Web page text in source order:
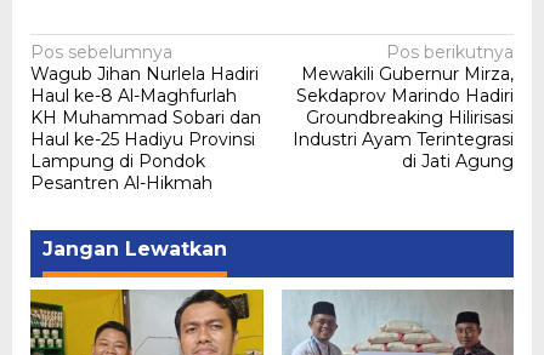
Navigasi
pos
Pos sebelumnya
Wagub Jihan Nurlela Hadiri
Haul ke-8 Al-Maghfurlah
KH Muhammad Sobari dan
Haul ke-25 Hadiyu Provinsi
Lampung di Pondok
Pesantren Al-Hikmah
Pos berikutnya
Mewakili Gubernur Mirza,
Sekdaprov Marindo Hadiri
Groundbreaking Hilirisasi
Industri Ayam Terintegrasi
di Jati Agung
Jangan Lewatkan